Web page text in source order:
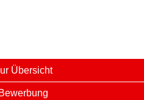
Übersicht